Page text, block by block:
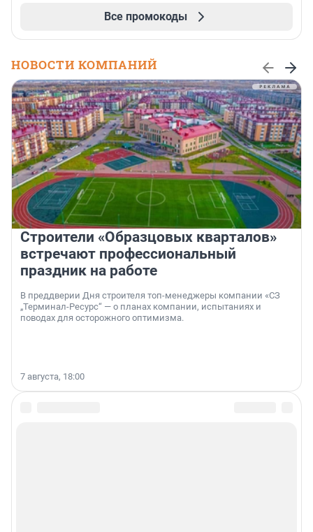
Все промокоды
НОВОСТИ КОМПАНИЙ
Строители «Образцовых кварталов»
встречают профессиональный
праздник на работе
В преддверии Дня строителя топ-менеджеры компании «СЗ
„Терминал-Ресурс“ — о планах компании, испытаниях и
поводах для осторожного оптимизма.
7 августа, 18:00